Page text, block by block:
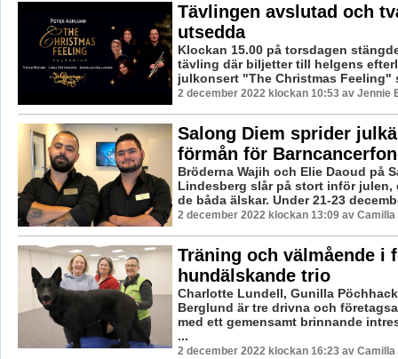
Tävlingen avslutad och
utsedda
Klockan 15.00 på torsdagen
tävling där biljetter till helgens
julkonsert "The Christmas Feeling"
2 december 2022 klockan 10:53 av Jennie
Salong Diem sprider
förmån för
Bröderna Wajih och Elie Daoud på
Lindesberg slår på stort inför julen,
de båda älskar. Under 21-23
2 december 2022 klockan 13:09 av Camilla
Träning och välmående i
hundälskande trio
Charlotte Lundell, Gunilla
Berglund är tre drivna och
med ett gemensamt brinnande
...
2 december 2022 klockan 16:23 av Camilla